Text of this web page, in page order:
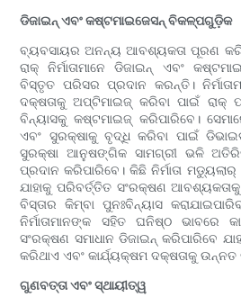
ଡିଜାଇନ୍ ଏବଂ କଷ୍ଟମାଇଜେସନ୍ ବିକଳ୍ପଗୁଡ଼ିକ
ବ୍ୟବସାୟର ଅନନ୍ୟ ଆବଶ୍ୟକତା ପୂରଣ
ରାକ୍ ନିର୍ମାତାମାନେ ଡିଜାଇନ୍ ଏବଂ
ବିସ୍ତୃତ ପରିସର ପ୍ରଦାନ କରନ୍ତି।
ଦକ୍ଷତାକୁ ଅପ୍ଟିମାଇଜ୍ କରିବା ପାଇଁ ରାକ୍
ବିନ୍ୟାସକୁ କଷ୍ଟମାଇଜ୍ କରିପାରିବେ।
ଏବଂ ସୁରକ୍ଷାକୁ ବୃଦ୍ଧି କରିବା ପାଇଁ
ସୁରକ୍ଷା ଆନୁଷଙ୍ଗିକ ସାମଗ୍ରୀ ଭଳି
ପ୍ରଦାନ କରିପାରିବେ। କିଛି ନିର୍ମାତା
ଯାହାକୁ ପରିବର୍ତ୍ତିତ ସଂରକ୍ଷଣ
ବିସ୍ତାର କିମ୍ବା ପୁନଃବିନ୍ୟାସ
ନିର୍ମାତାମାନଙ୍କ ସହିତ ଘନିଷ୍ଠ ଭାବରେ
ସଂରକ୍ଷଣ ସମାଧାନ ଡିଜାଇନ୍ କରିପାରିବେ
କରିଥାଏ ଏବଂ କାର୍ଯ୍ୟକ୍ଷମ ଦକ୍ଷତାକୁ ଉନ୍ନତ
ଗୁଣବତ୍ତା ଏବଂ ସ୍ଥାୟୀତ୍ୱ